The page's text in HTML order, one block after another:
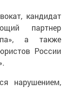
кандидат
партнер
а также
России
нарушением,